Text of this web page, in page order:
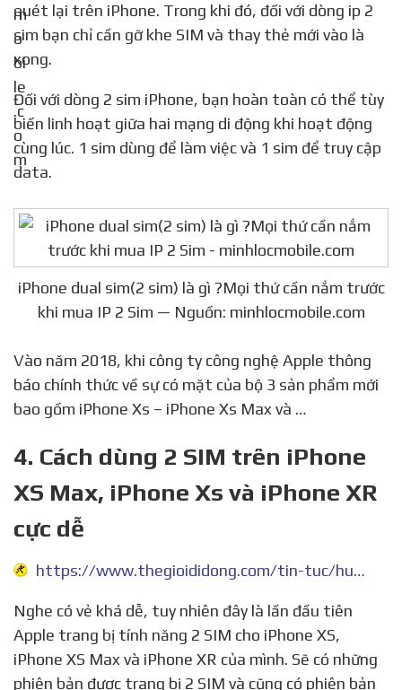
quét lại trên iPhone. Trong khi đó, đối với dòng ip 2
sim bạn chỉ cần gỡ khe SIM và thay thẻ mới vào là
xong.
Đối với dòng 2 sim iPhone, bạn hoàn toàn có thể tùy
biến linh hoạt giữa hai mạng di động khi hoạt động
cùng lúc. 1 sim dùng để làm việc và 1 sim để truy cập
data.
iPhone dual sim(2 sim) là gì ?Mọi thứ cần nắm trước
khi mua IP 2 Sim — Nguồn: minhlocmobile.com
Vào năm 2018, khi công ty công nghệ Apple thông
báo chính thức về sự có mặt của bộ 3 sản phẩm mới
bao gồm iPhone Xs – iPhone Xs Max và …
4. Cách dùng 2 SIM trên iPhone
XS Max, iPhone Xs và iPhone XR
cực dễ
https://www.thegioididong.com/tin-tuc/huong-dan-lam-quen-va-su-dung-2-sim-tren-iphone-xs-max-iphone-xr-1117252
Nghe có vẻ khá dễ, tuy nhiên đây là lần đầu tiên
Apple trang bị tính năng 2 SIM cho iPhone XS,
iPhone XS Max và iPhone XR của mình. Sẽ có những
phiên bản được trang bị 2 SIM và cũng có phiên bản